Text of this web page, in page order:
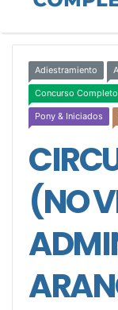
Adiestramiento
Concurso Completo
Pony & Iniciados
(NO